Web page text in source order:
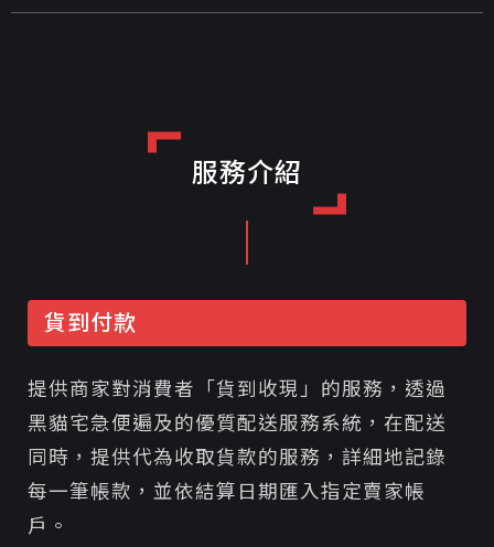
服務介紹
貨到付款
提供商家對消費者「貨到收現」的服務，透過
黑貓宅急便遍及的優質配送服務系統，在配送
同時，提供代為收取貨款的服務，詳細地記錄
每一筆帳款，並依結算日期匯入指定賣家帳
戶。